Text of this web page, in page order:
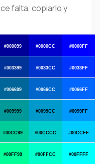
falta, copiarlo y
#000099 #0000CC #0000FF
#003399 #0033CC #0033FF
#006699 #0066CC #0066FF
#009999 #0099CC #0099FF
#00CC99 #00CCCC #00CCFF
#00FF99 #00FFCC #00FFFF